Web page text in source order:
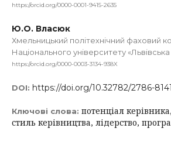
https://orcid.org/0000-0001-9415-2635
Ю.О. Власюк
Хмельницький політехнічний фаховий
Національного університету «Львівська
https://orcid.org/0000-0003-3134-938X
DOI: https://doi.org/10.32782/2786-
Ключові слова: потенціал
стиль керівництва, лідерство,